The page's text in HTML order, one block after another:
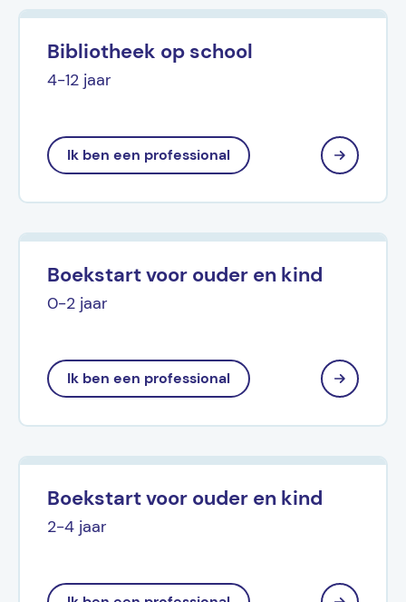
Bibliotheek op school
4-12 jaar
Ik ben een professional
Boekstart voor ouder en kind
0-2 jaar
Ik ben een professional
Boekstart voor ouder en kind
2-4 jaar